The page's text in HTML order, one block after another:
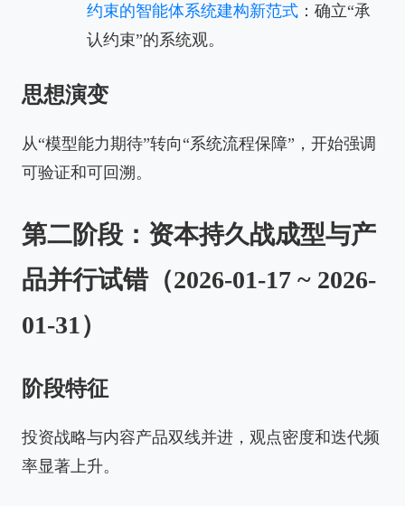
约束的智能体系统建构新范式 ：确立“承
认约束”的系统观。
思想演变
从“模型能力期待”转向“系统流程保障”，开始强调
可验证和可回溯。
第二阶段：资本持久战成型与产
品并行试错（2026-01-17 ~ 2026-
01-31）
阶段特征
投资战略与内容产品双线并进，观点密度和迭代频
率显著上升。